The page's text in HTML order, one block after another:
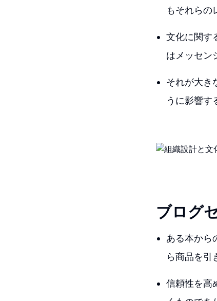
もそれらの
文化に関す
はメッセン
それが大き
うに影響す
ブログ
ある本から
ら商品を引
信頼性を高